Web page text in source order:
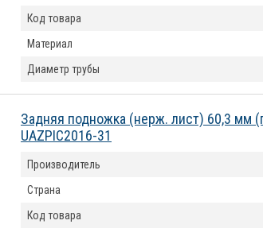
Код товара
Материал
Диаметр трубы
Задняя подножка (нерж. лист) 60,3 мм
UAZPIC2016-31
Производитель
Страна
Код товара